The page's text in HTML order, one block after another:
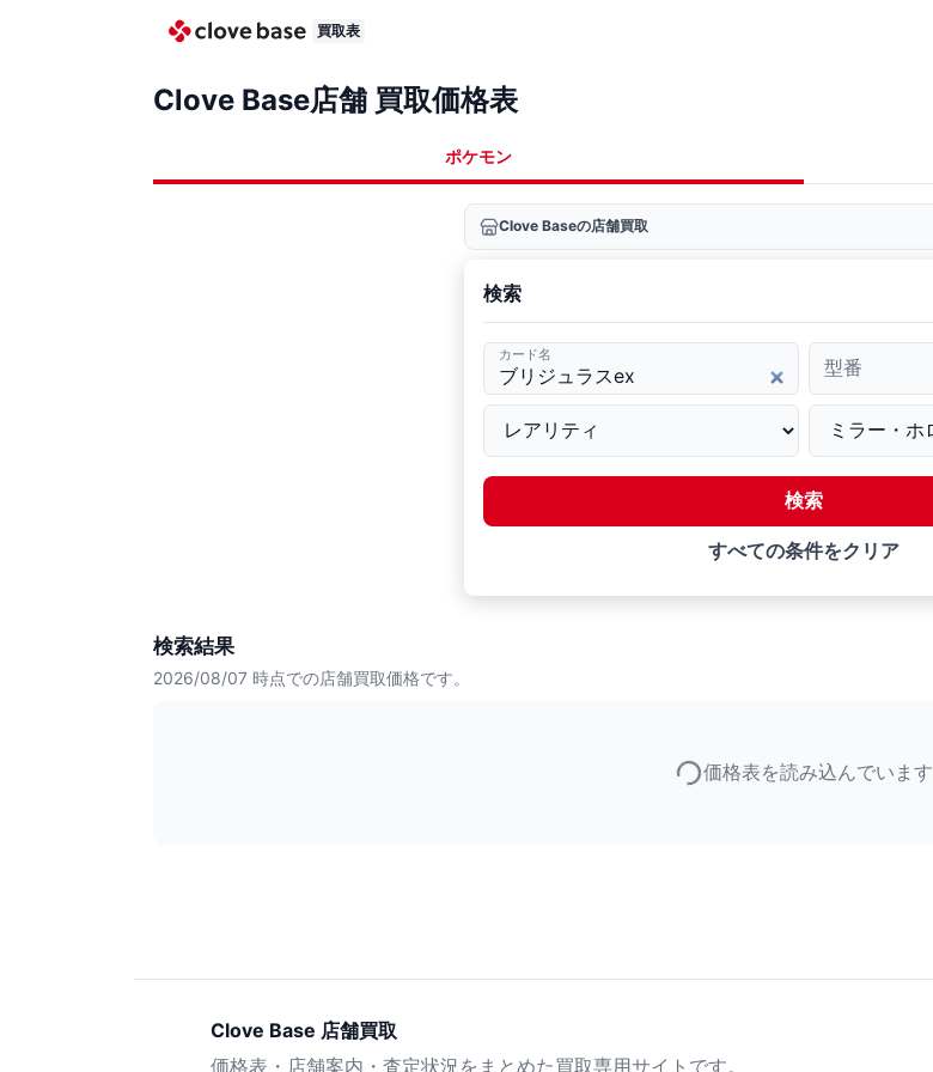
買取表
Clove Base店舗 買取価格表
ポケモン
Clove Baseの店舗買取
検索
カード名
型番
検索
すべての条件をクリア
検索結果
2026/08/07 時点での店舗買取価格です。
価格表を読み込んでいます
Clove Base 店舗買取
価格表・店舗案内・査定状況をまとめた買取専用サイトです。